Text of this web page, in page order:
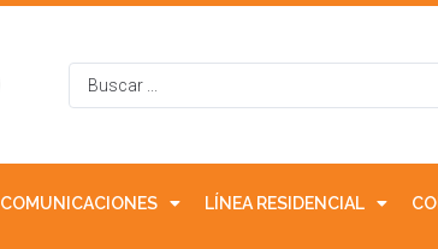
COMUNICACIONES LÍNEA RESIDENCIAL